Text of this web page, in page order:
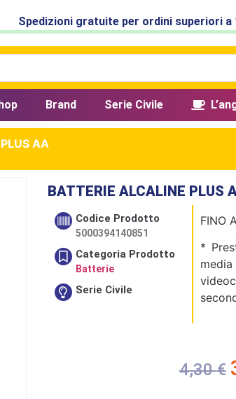
Spedizioni gratuite per ordini superiori a
Brand Serie Civile
AA
BATTERIE ALCALINE PLUS
Codice Prodotto
5000394140851
Categoria Prodotto
Batterie
Serie Civile
FINO
*
4,30€